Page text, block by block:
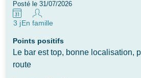
Posté le 31/07/2026
3 jEn famille
Points positifs
Le bar est top, bonne localisation,
route